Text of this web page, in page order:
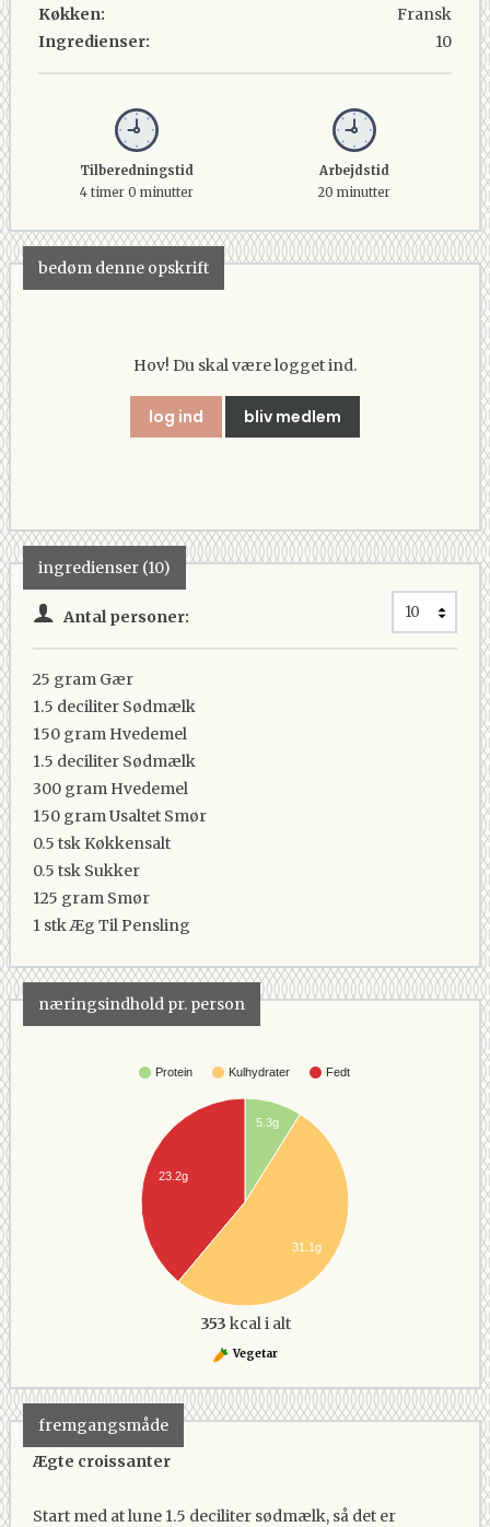
Køkken:
Ingredienser:
Fransk
10
Tilberedningstid
4 timer 0 minutter
Arbejdstid
20 minutter
bedøm denne opskrift
Hov! Du skal være logget ind.
log ind bliv medlem
ingredienser (10)
Antal personer:
25 gram Gær
1.5 deciliter Sødmælk
150 gram Hvedemel
1.5 deciliter Sødmælk
300 gram Hvedemel
150 gramUsaltet Smør
0.5 tsk Køkkensalt
0.5 tsk Sukker
125 gram Smør
1 stkÆg Til Pensling
næringsindhold pr. person
Protein Kulhydrater Fedt
5.3g
23.2g
31.1g
353 kcal i alt
Vegetar
fremgangsmåde
Ægte croissanter
Start med at lune 1.5 deciliter sødmælk, så det er